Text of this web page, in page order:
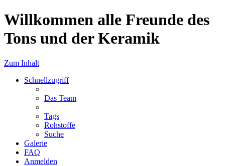
Willkommen alle Freunde des
Tons und der Keramik
Zum Inhalt
Schnellzugriff
Das Team
Tags
Rohstoffe
Suche
Galerie
FAQ
Anmelden